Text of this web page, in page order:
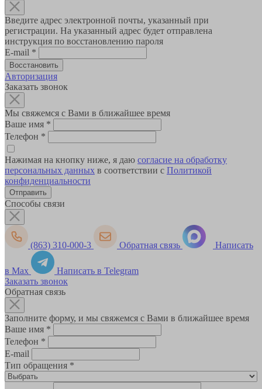
Введите адрес электронной почты, указанный при
регистрации. На указанный адрес будет отправлена
инструкция по восстановлению пароля
E-mail *
Авторизация
Заказать звонок
Мы свяжемся с Вами в ближайшее время
Ваше имя *
Телефон *
Нажимая на кнопку ниже, я даю согласие на обработку
персональных данных в соответствии с Политикой
конфиденциальности
Способы связи
(863) 310-000-3 Обратная связь Написать
в Max
Написать в Telegram
Заказать звонок
Обратная связь
Заполните форму, и мы свяжемся с Вами в ближайшее время
Ваше имя *
Телефон *
E-mail
Тип обращения *